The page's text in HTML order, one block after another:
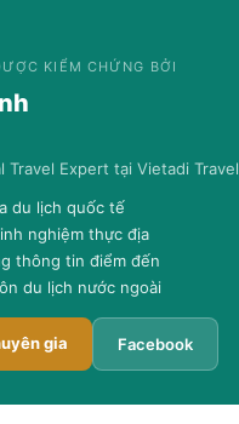
KIỂM CHỨNG BỞI
Travel Expert tại Vietadi Travel
du lịch quốc tế
nghiệm thực địa
thông tin điểm đến
du lịch nước ngoài
gia Facebook